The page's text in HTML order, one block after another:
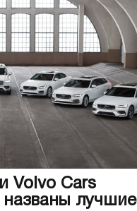
Volvo Cars
лучшие